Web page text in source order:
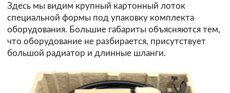
Здесь мы видим крупный картонный лоток
специальной формы под упаковку комплекта
оборудования. Большие габариты объясняются тем,
что оборудование не разбирается, присутствует
большой радиатор и длинные шланги.